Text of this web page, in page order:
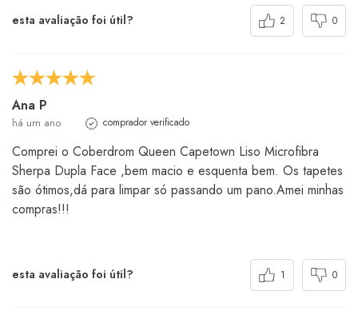
esta avaliação foi útil? 2 0
Ana P
há um ano comprador verificado
Comprei o Coberdrom Queen Capetown Liso Microfibra
Sherpa Dupla Face ,bem macio e esquenta bem. Os tapetes
são ótimos,dá para limpar só passando um pano.Amei minhas
compras!!!
esta avaliação foi útil? 1 0